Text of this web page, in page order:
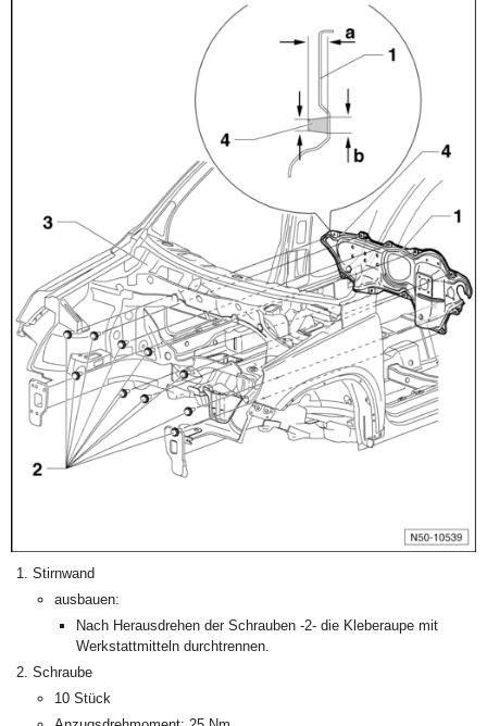
Stirnwand
ausbauen:
Nach Herausdrehen der Schrauben -2- die Kleberaupe mit
Werkstattmitteln durchtrennen.
Schraube
10 Stück